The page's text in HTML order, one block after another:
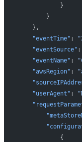
            }
        }
    },
    "eventTime"
:
    "eventSource"
:
    "eventName"
:
    "awsRegion"
:
    "userAgent"
:
            {